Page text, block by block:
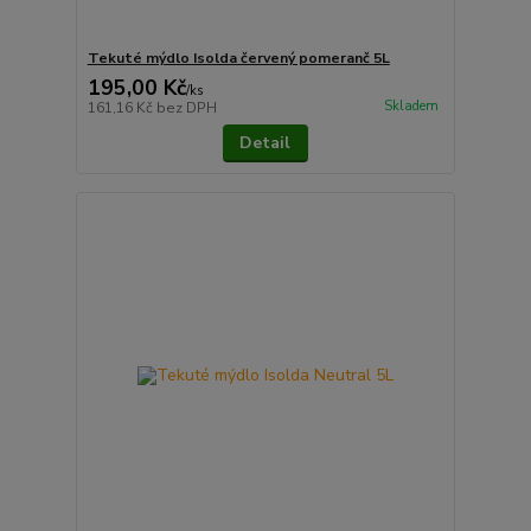
Tekuté mýdlo Isolda červený pomeranč 5L
195,00 Kč/ks
161,16 Kč bez DPH Skladem
Detail